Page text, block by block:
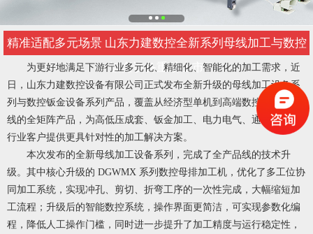
精准适配多元场景 山东力建数控全新系列母线加工与数控
钣金设备重磅上市
为更好地满足下游行业多元化、精细化、智能化的加工需求，近
日，山东力建数控设备有限公司正式发布全新升级的母线加工设备系
列与数控钣金设备系列产品，覆盖从经济型单机到高端数控一体化产
线的全矩阵产品，为高低压成套、钣金加工、电力电气、通讯设备等
行业客户提供更具针对性的加工解决方案。
本次发布的全新母线加工设备系列，完成了全产品线的技术升
级。其中核心升级的 DGWMX 系列数控母排加工机，优化了多工位协
同加工系统，实现冲孔、剪切、折弯工序的一次性完成，大幅缩短加
工流程；升级后的智能数控系统，操作界面更简洁，可实现参数化编
程，降低人工操作门槛，同时进一步提升了加工精度与运行稳定性，